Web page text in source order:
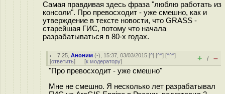
Самая правдивая здесь фраза "люблю работать из
консоли". Про превосходит - уже смешно, как и
утверждение в тексте новости, что GRASS -
старейшая ГИС, потому что начала
разрабатываться в 80-х годах.
7.25 ,Аноним (-), 15:37, 03/03/2015 [^] [^^] [^^^]
[ответить] [к модератору] + / –
"Про превосходит - уже смешно"
Мне не смешно. Я несколько лет разрабатывал